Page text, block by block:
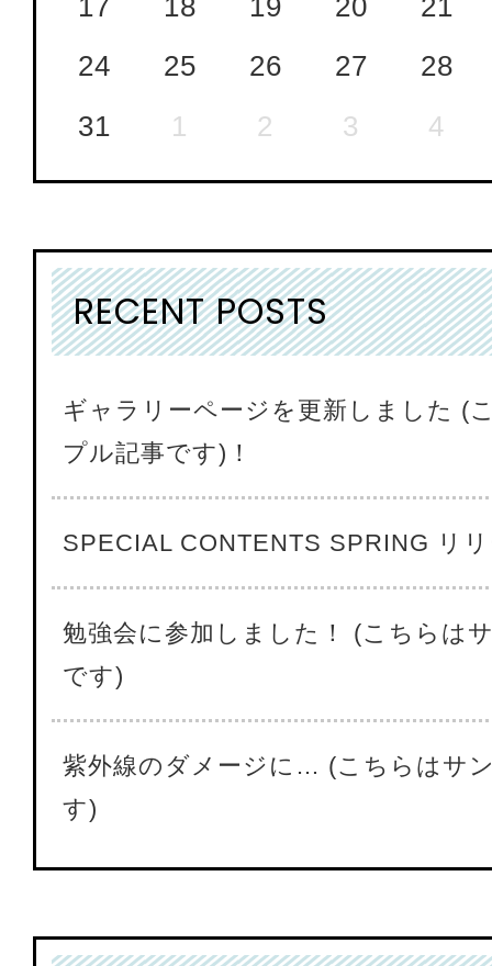
24
25 26 27
28
31
1 2 3 4
RECENT POSTS
ギャラリーページを更新しました (
プル記事です)！
SPECIAL CONTENTS SPRING リ
勉強会に参加しました！ (こちらは
です)
紫外線のダメージに… (こちらはサ
す)